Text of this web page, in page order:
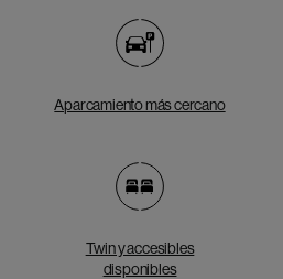
Aparcamiento más cercano
Twin y accesibles
disponibles